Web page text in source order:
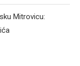
Mitrovicu: